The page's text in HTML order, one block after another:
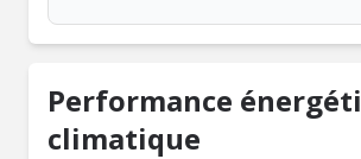
Performance
climatique